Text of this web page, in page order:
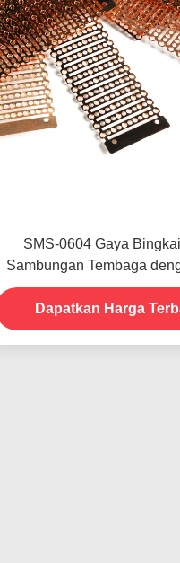
SMS-0604 Gaya
Sambungan Tembaga
Tang Sambungan Tipe
Dapatkan Harga